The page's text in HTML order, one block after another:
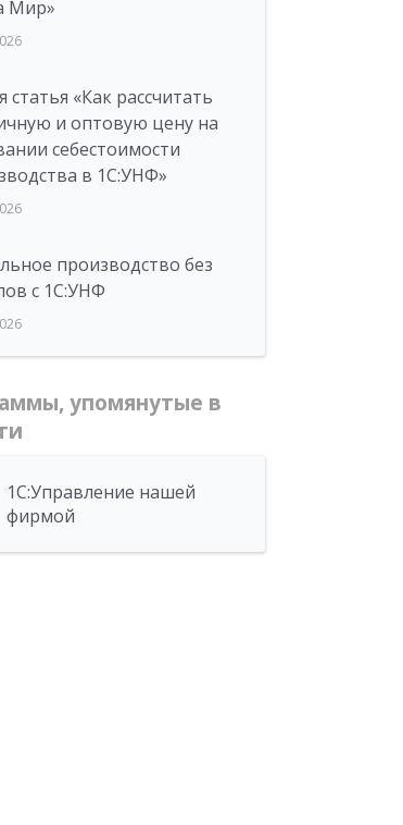
Мир»
статья «Как рассчитать
и оптовую цену на
себестоимости
в 1С:УНФ»
производство без
с 1С:УНФ
упомянутые в
1С:Управление нашей
фирмой